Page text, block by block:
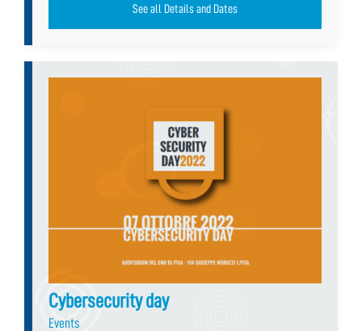
See all Details and Dates
Cybersecurity day
Events